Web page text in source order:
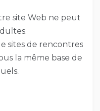
site Web ne peut
sites de rencontres
la même base de